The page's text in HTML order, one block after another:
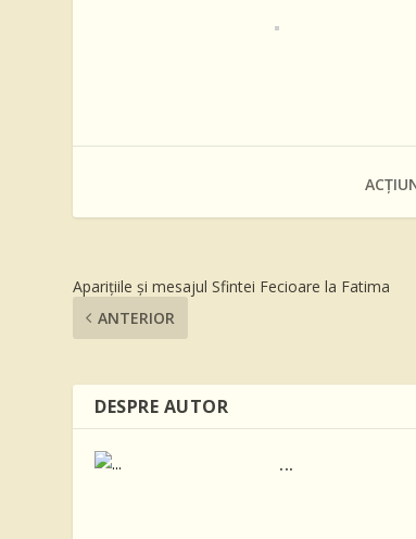
Apariţiile şi mesajul Sfintei Fecioare la Fatima
ANTERIOR
DESPRE AUTOR
...